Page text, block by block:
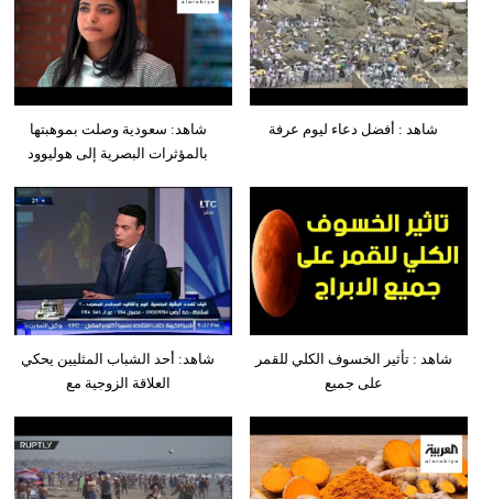
شاهد: سعودية وصلت بموهبتها
بالمؤثرات البصرية إلى هوليوود
شاهد : أفضل دعاء ليوم عرفة
شاهد: أحد الشباب المثليين يحكي
العلاقة الزوجية مع
شاهد : تأثير الخسوف الكلي للقمر
على جميع